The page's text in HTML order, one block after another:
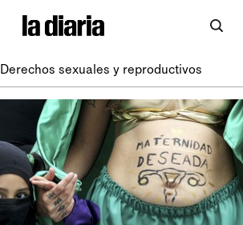
Derechos sexuales y reproductivos